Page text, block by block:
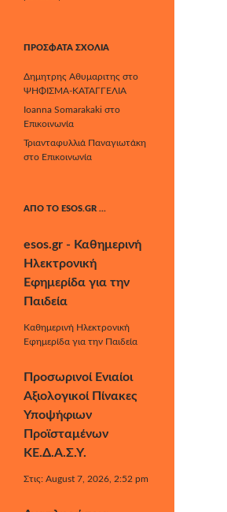
ΠΡΌΣΦΑΤΑ ΣΧΌΛΙΑ
Δημητρης Αθυμαριτης στο
ΨΗΦΙΣΜΑ-ΚΑΤΑΓΓΕΛΙΑ
Ioanna Somarakaki στο
Επικοινωνία
Τριανταφυλλιά Παναγιωτάκη
στο Επικοινωνία
ΑΠΌ ΤΟ ESOS.GR …
esos.gr - Καθημερινή
Ηλεκτρονική
Εφημερίδα για την
Παιδεία
Καθημερινή Ηλεκτρονική
Εφημερίδα για την Παιδεία
Προσωρινοί Ενιαίοι
Αξιολογικοί Πίνακες
Υποψήφιων
Προϊσταμένων
ΚΕ.Δ.Α.Σ.Υ.
Στις: August 7, 2026, 2:52 pm